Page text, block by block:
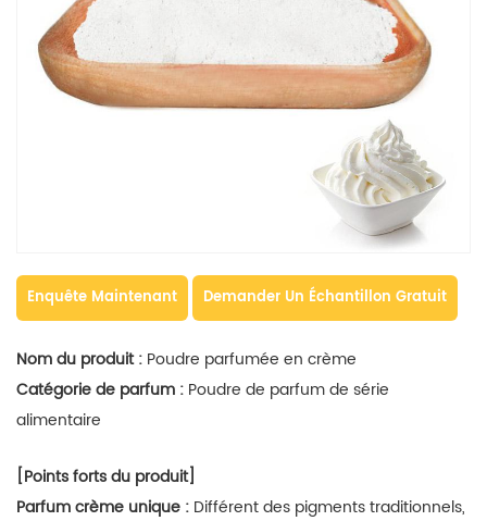
Enquête Maintenant Demander Un Échantillon Gratuit
Nom du produit : Poudre parfumée en crème
Catégorie de parfum : Poudre de parfum de série
alimentaire
[Points forts du produit]
Parfum crème unique : Différent des pigments traditionnels,